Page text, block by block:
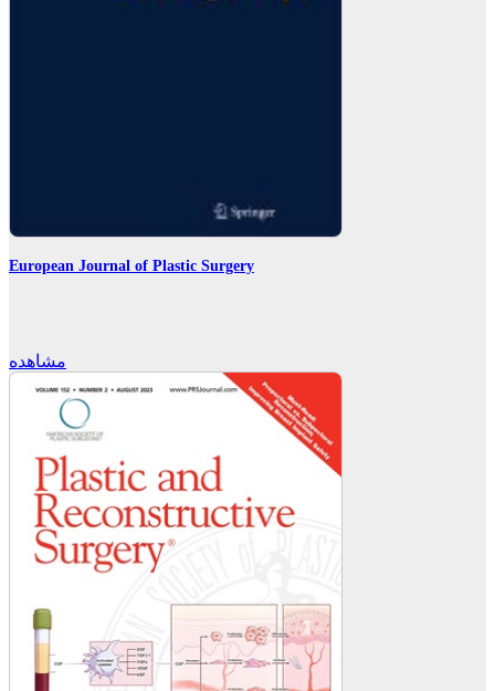
European Journal of Plastic Surgery
مشاهده